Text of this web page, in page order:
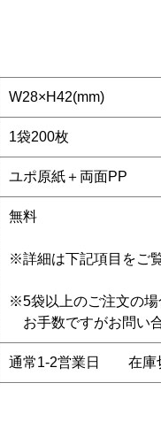
W28×H42(mm)
1袋200枚
ユポ原紙＋両面PP
無料
※詳細は下記項目をご
※5袋以上のご注文の場
お手数ですがお問い
通常1-2営業日 在庫切